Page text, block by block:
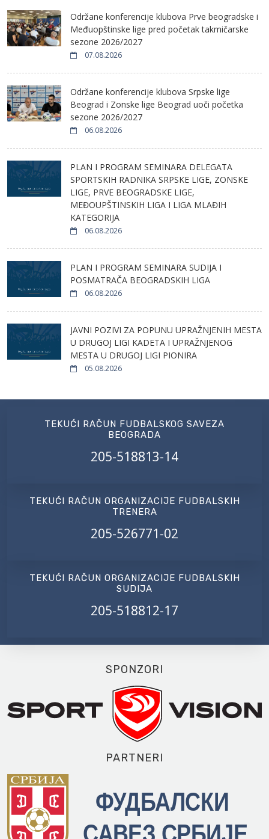
Održane konferencije klubova Prve beogradske i
Međuopštinske lige pred početak takmičarske
sezone 2026/2027
07.08.2026
Održane konferencije klubova Srpske lige
Beograd i Zonske lige Beograd uoči početka
sezone 2026/2027
06.08.2026
PLAN I PROGRAM SEMINARA DELEGATA
SPORTSKIH RADNIKA SRPSKE LIGE, ZONSKE
LIGE, PRVE BEOGRADSKE LIGE,
MEĐOUPŠTINSKIH LIGA I LIGA MLAĐIH
KATEGORIJA
06.08.2026
PLAN I PROGRAM SEMINARA SUDIJA I
POSMATRAČA BEOGRADSKIH LIGA
06.08.2026
JAVNI POZIVI ZA POPUNU UPRAŽNJENIH MESTA
U DRUGOJ LIGI KADETA I UPRAŽNJENOG
MESTA U DRUGOJ LIGI PIONIRA
05.08.2026
TEKUĆI RAČUN FUDBALSKOG SAVEZA
BEOGRADA
205-518813-14
TEKUĆI RAČUN ORGANIZACIJE FUDBALSKIH
TRENERA
205-526771-02
TEKUĆI RAČUN ORGANIZACIJE FUDBALSKIH
SUDIJA
205-518812-17
SPONZORI
PARTNERI